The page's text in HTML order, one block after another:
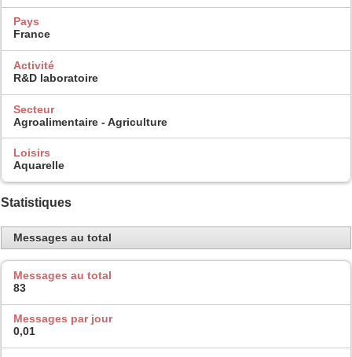
Pays
France
Activité
R&D laboratoire
Secteur
Agroalimentaire - Agriculture
Loisirs
Aquarelle
Statistiques
Messages au total
Messages au total
83
Messages par jour
0,01